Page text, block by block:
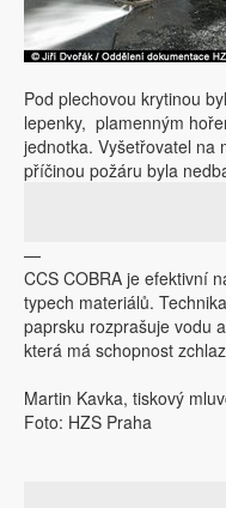
Pod plechovou krytinou
lepenky, plamenným
jednotka. Vyšetřovatel na
příčinou požáru byla
—
CCS COBRA je efektivní
typech materiálů.
paprsku rozprašuje vodu
která má schopnost
Martin Kavka, tiskový
Foto: HZS Praha